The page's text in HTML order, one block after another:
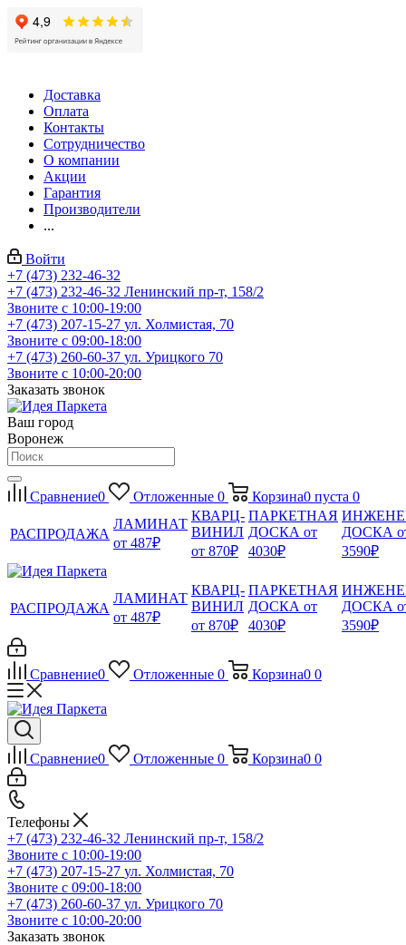
Доставка
Оплата
Контакты
Сотрудничество
О компании
Акции
Гарантия
Производители
...
Войти
+7 (473) 232-46-32
+7 (473) 232-46-32 Ленинский пр-т, 158/2
Звоните с 10:00-19:00
+7 (473) 207-15-27 ул. Холмистая, 70
Звоните с 09:00-18:00
+7 (473) 260-60-37 ул. Урицкого 70
Звоните с 10:00-20:00
Заказать звонок
Ваш город
Воронеж
Сравнение0 Отложенные 0 Корзина0 пуста 0
РАСПРОДАЖА
ЛАМИНАТ
от 487₽
КВАРЦ-
ВИНИЛ
от 870₽
ПАРКЕТНАЯ
ДОСКА от
4030₽
ДОСКА
3590₽
РАСПРОДАЖА
ЛАМИНАТ
от 487₽
КВАРЦ-
ВИНИЛ
от 870₽
ПАРКЕТНАЯ
ДОСКА от
4030₽
ДОСКА
3590₽
Сравнение0 Отложенные 0 Корзина0 0
Сравнение0 Отложенные 0 Корзина0 0
Телефоны
+7 (473) 232-46-32 Ленинский пр-т, 158/2
Звоните с 10:00-19:00
+7 (473) 207-15-27 ул. Холмистая, 70
Звоните с 09:00-18:00
+7 (473) 260-60-37 ул. Урицкого 70
Звоните с 10:00-20:00
Заказать звонок